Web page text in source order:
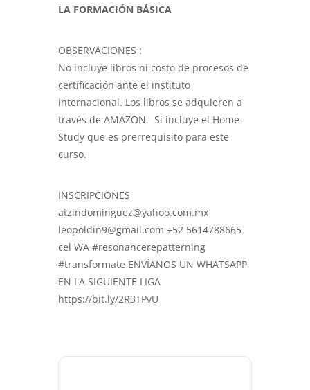
LA FORMACIÓN BÁSICA
OBSERVACIONES :
No incluye libros ni costo de procesos de
certificación ante el instituto
internacional. Los libros se adquieren a
través de AMAZON. Si incluye el Home-
Study que es prerrequisito para este
curso.
INSCRIPCIONES
atzindominguez@yahoo.com.mx
leopoldin9@gmail.com ÷52 5614788665
cel WA #resonancerepatterning
#transformate ENVÍANOS UN WHATSAPP
EN LA SIGUIENTE LIGA
https://bit.ly/2R3TPvU